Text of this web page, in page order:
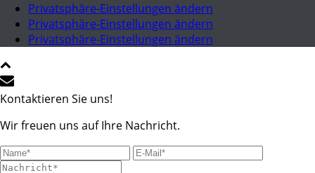
Privatsphäre-Einstellungen ändern
Privatsphäre-Einstellungen ändern
Privatsphäre-Einstellungen ändern
Kontaktieren Sie uns!
Wir freuen uns auf Ihre Nachricht.